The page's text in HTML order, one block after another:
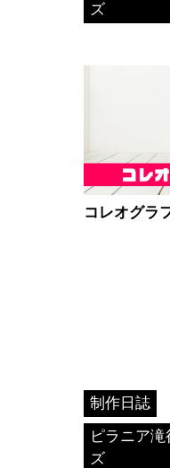
ズ
コレオグラ
制作日誌
ピラニア
ズ